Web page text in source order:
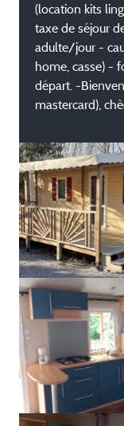
(location kits
taxe de séjour
adulte/jour -
home, casse) -
départ. -
mastercard),